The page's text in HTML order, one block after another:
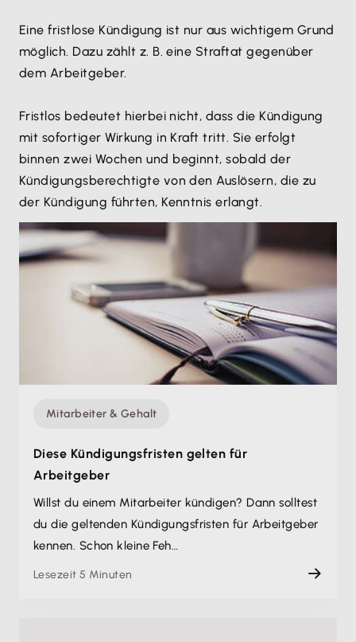
Eine fristlose Kündigung ist nur aus wichtigem Grund
möglich. Dazu zählt z. B. eine Straftat gegenüber
dem Arbeitgeber.
Fristlos bedeutet hierbei nicht, dass die Kündigung
mit sofortiger Wirkung in Kraft tritt. Sie erfolgt
binnen zwei Wochen und beginnt, sobald der
Kündigungsberechtigte von den Auslösern, die zu
der Kündigung führten, Kenntnis erlangt.
Mitarbeiter & Gehalt
Diese Kündigungsfristen gelten für
Arbeitgeber
Willst du einem Mitarbeiter kündigen? Dann solltest
du die geltenden Kündigungsfristen für Arbeitgeber
kennen. Schon kleine Feh…
Lesezeit 5 Minuten